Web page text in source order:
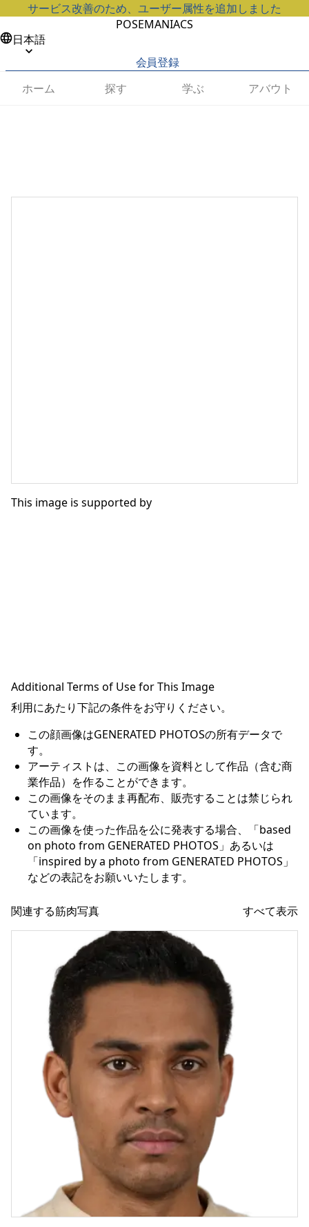
サービス改善のため、ユーザー属性を追加しました
POSEMANIACS
日本語
会員登録
ホーム
探す 学ぶ アバウト
This image is supported by
Additional Terms of Use for This Image
利用にあたり下記の条件をお守りください。
この顔画像はGENERATED PHOTOSの所有データで
す。
アーティストは、この画像を資料として作品（含む商
業作品）を作ることができます。
この画像をそのまま再配布、販売することは禁じられ
ています。
この画像を使った作品を公に発表する場合、「based
on photo from GENERATED PHOTOS」あるいは
「inspired by a photo from GENERATED PHOTOS」
などの表記をお願いいたします。
関連する筋肉写真 すべて表示